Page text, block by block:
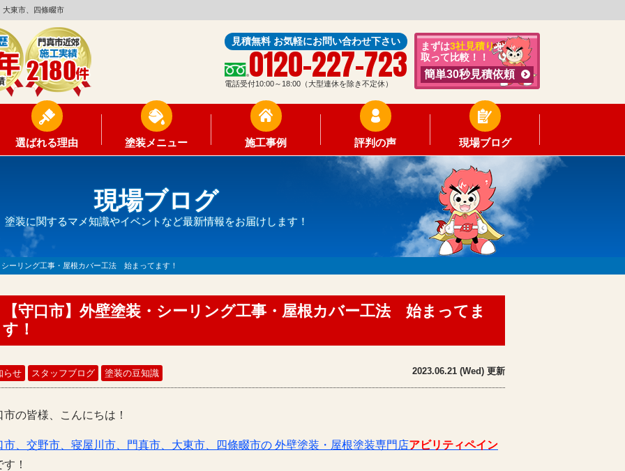
大東市、四條畷市
見積無料 お気軽にお問い合わせ下さい
0120-227-723
電話受付10:00～18:00（大型連休を除き不定休）
まずは3社見積りを
取って比較！！
簡単30秒見積依頼
選ばれる理由 塗装メニュー 施工事例 評判の声 現場ブログ
現場ブログ
塗装に関するマメ知識やイベントなど最新情報をお届けします！
ーリング工事・屋根カバー工法 始まってます！
【守口市】外壁塗装・シーリング工事・屋根カバー工法 始まってま
す！
らせ スタッフブログ 塗装の豆知識 2023.06.21 (Wed) 更新
市の皆様、こんにちは！
市、交野市、寝屋川市、門真市、大東市、四條畷市の 外壁塗装・屋根塗装専門店アビリティペイン
す！